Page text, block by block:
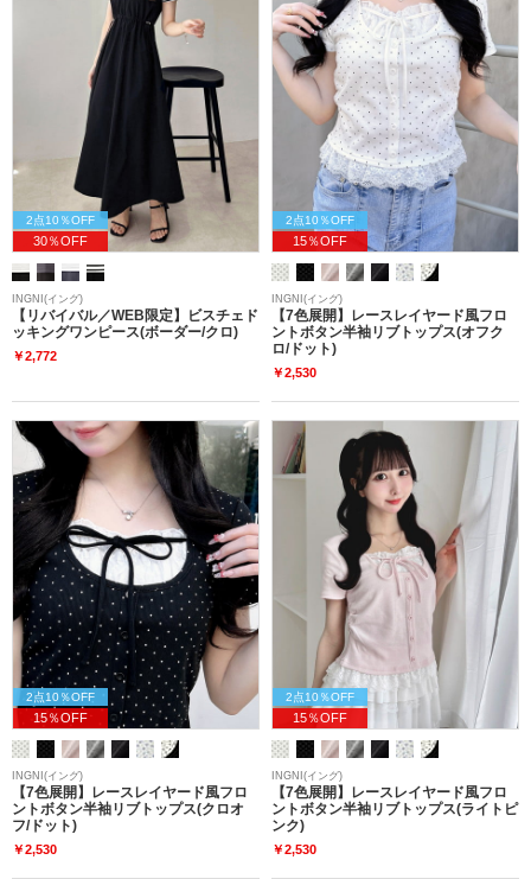
2点10％OFF
30％OFF
INGNI(イング)
【リバイバル／WEB限定】ビスチェド
ッキングワンピース(ボーダー/クロ)
￥2,772
2点10％OFF
15％OFF
INGNI(イング)
【7色展開】レースレイヤード風フロ
ントボタン半袖リブトップス(オフク
ロ/ドット)
￥2,530
2点10％OFF
15％OFF
INGNI(イング)
【7色展開】レースレイヤード風フロ
ントボタン半袖リブトップス(クロオ
フ/ドット)
￥2,530
2点10％OFF
15％OFF
INGNI(イング)
【7色展開】レースレイヤード風フロ
ントボタン半袖リブトップス(ライトピ
ンク)
￥2,530